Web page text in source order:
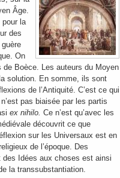
Âge.
pour la
des
On
Boèce. Les auteurs du Moyen
solution. En somme, ils sont
de l’Antiquité. C’est ce qui
pas biaisée par les partis
ex nihilo. Ce n’est qu’avec les
découvrit ce que
sur les Universaux est en
de l’époque. Des
des Idées aux choses est ainsi
la transsubstantiation.